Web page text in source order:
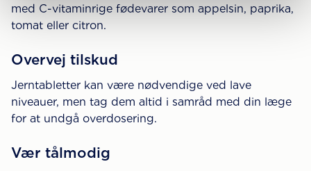
med C-vitaminrige fødevarer som appelsin, paprika,
tomat eller citron.
Overvej tilskud
Jerntabletter kan være nødvendige ved lave
niveauer, men tag dem altid i samråd med din læge
for at undgå overdosering.
Vær tålmodig